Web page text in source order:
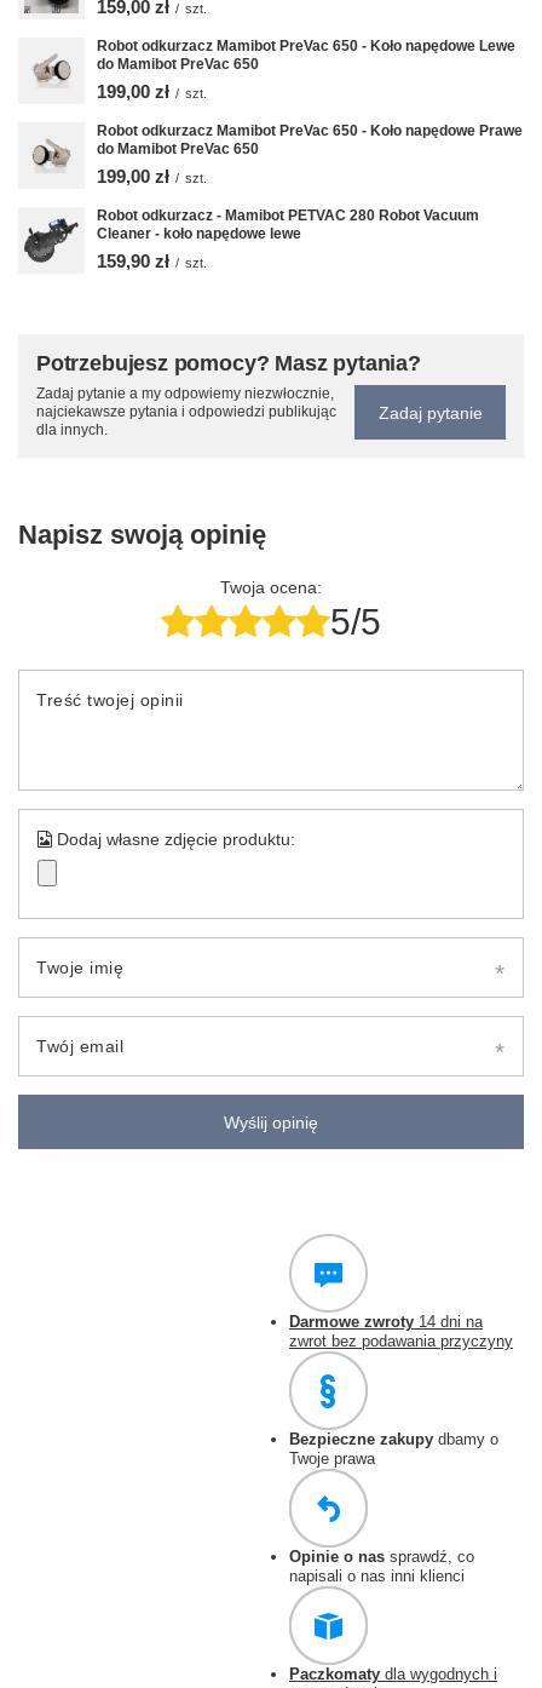
159,00 zł / szt.
Robot odkurzacz Mamibot PreVac 650 - Koło napędowe Lewe
do Mamibot PreVac 650
199,00 zł / szt.
Robot odkurzacz Mamibot PreVac 650 - Koło napędowe Prawe
do Mamibot PreVac 650
199,00 zł / szt.
Robot odkurzacz - Mamibot PETVAC 280 Robot Vacuum
Cleaner - koło napędowe lewe
159,90 zł / szt.
Potrzebujesz pomocy? Masz pytania?
Zadaj pytanie a my odpowiemy niezwłocznie,
najciekawsze pytania i odpowiedzi publikując
dla innych.
Zadaj pytanie
Napisz swoją opinię
Twoja ocena:
5/5
Treść twojej opinii
Dodaj własne zdjęcie produktu:
Twoje imię
Twój email
Wyślij opinię
Darmowe zwroty 14 dni na
zwrot bez podawania przyczyny
Bezpieczne zakupy dbamy o
Twoje prawa
Opinie o nas sprawdź, co
napisali o nas inni klienci
Paczkomaty dla wygodnych i